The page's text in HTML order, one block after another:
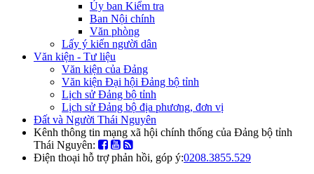
Ủy ban Kiểm tra
Ban Nội chính
Văn phòng
Lấy ý kiến người dân
Văn kiện - Tư liệu
Văn kiện của Đảng
Văn kiện Đại hội Đảng bộ tỉnh
Lịch sử Đảng bộ tỉnh
Lịch sử Đảng bộ địa phương, đơn vị
Đất và Người Thái Nguyên
Kênh thông tin mạng xã hội chính thống của Đảng bộ tỉnh
Thái Nguyên:
Điện thoại hỗ trợ phản hồi, góp ý:0208.3855.529